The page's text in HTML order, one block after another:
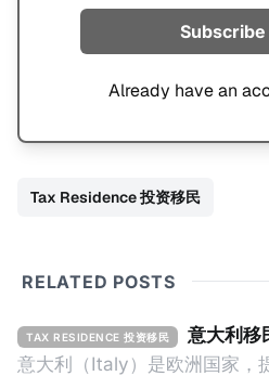
Already have an
Tax Residence 投资移民
RELATED POSTS
TAX RESIDENCE 投资移民 意大利移
意大利（Italy）是欧洲国家，